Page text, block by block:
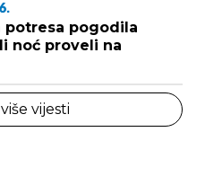
6.
potresa pogodila
noć proveli na
vijesti